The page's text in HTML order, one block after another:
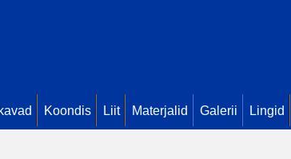
Koondis Liit Materjalid Galerii Lingid